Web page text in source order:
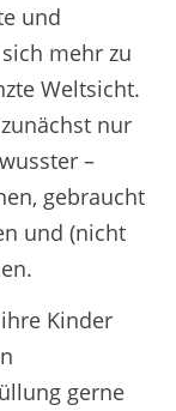
und
mehr zu
Weltsicht.
nur
–
gebraucht
und (nicht
Kinder
gerne